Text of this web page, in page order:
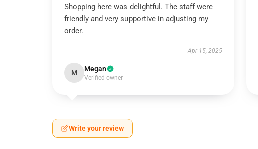
Shopping here was delightful. The staff were
friendly and very supportive in adjusting my
order.
Apr 15, 2025
M Megan
Verified owner
Write your review